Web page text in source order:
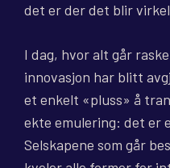
det er der det blir
I dag, hvor alt går
innovasjon har blitt
et enkelt «pluss» å
ekte emulering: det er
Selskapene som går